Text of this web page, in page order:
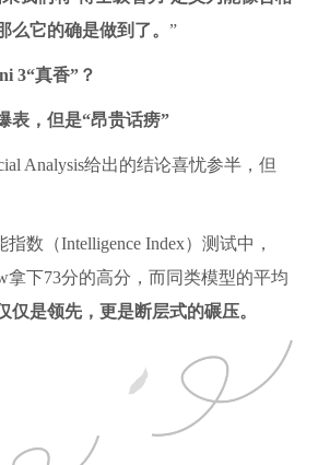
么它的确是做到了。 ”
3“真香”？
，但是“昂贵话痨”
Analysis给出的结论喜忧参半，但
数（Intelligence Index）测试中，
拿下73分的高分，而同类模型的平均
仅是领先，更是断层式的碾压。